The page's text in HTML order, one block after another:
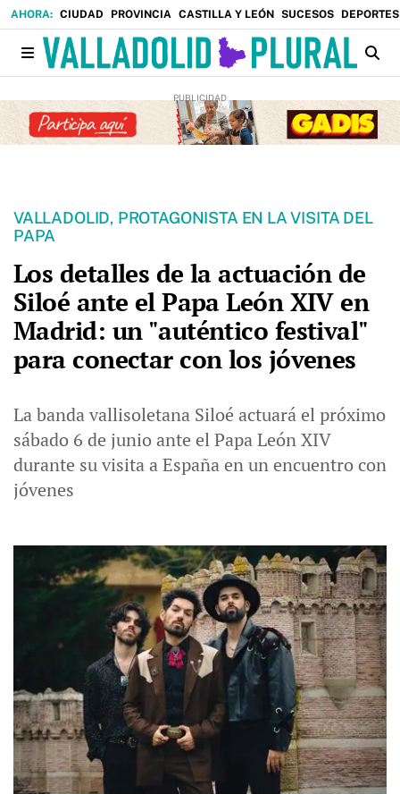
CIUDAD PROVINCIA CASTILLA Y LEÓN SUCESOS DEPORTES
VALLADOLID, PROTAGONISTA EN LA VISITA DEL
PAPA
Los detalles de la actuación de
Siloé ante el Papa León XIV en
Madrid: un "auténtico festival"
para conectar con los jóvenes
La banda vallisoletana Siloé actuará el próximo
sábado 6 de junio ante el Papa León XIV
durante su visita a España en un encuentro con
jóvenes